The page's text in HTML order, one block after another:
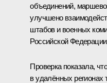
объединений,
улучшено
штабов и военных
Российской
Проверка показала,
в удалённых